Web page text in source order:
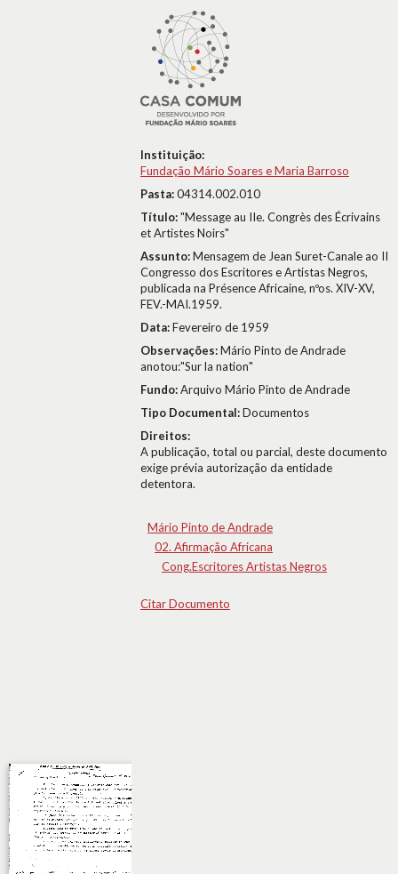
Instituição:
Fundação Mário Soares e Maria Barroso
Pasta:04314.002.010
Título:"Message au IIe. Congrès des Écrivains
et Artistes Noirs"
Assunto:Mensagem de Jean Suret-Canale ao II
Congresso dos Escritores e Artistas Negros,
publicada na Présence Africaine, nºos. XIV-XV,
FEV.-MAI.1959.
Data:Fevereiro de 1959
Observações:Mário Pinto de Andrade
anotou:"Sur la nation"
Fundo:Arquivo Mário Pinto de Andrade
Tipo Documental:Documentos
Direitos:
A publicação, total ou parcial, deste documento
exige prévia autorização da entidade
detentora.
Mário Pinto de Andrade
02. Afirmação Africana
Cong.Escritores Artistas Negros
Citar Documento